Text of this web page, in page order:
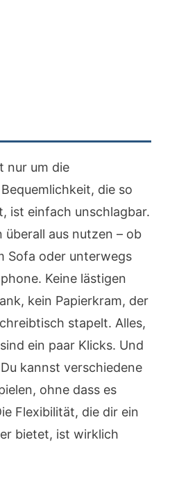
nur um die
die so
ist einfach unschlagbar.
überall aus nutzen – ob
Sofa oder unterwegs
Keine lästigen
kein Papierkram, der
stapelt. Alles,
ein paar Klicks. Und
kannst verschiedene
ohne dass es
Flexibilität, die dir ein
bietet, ist wirklich